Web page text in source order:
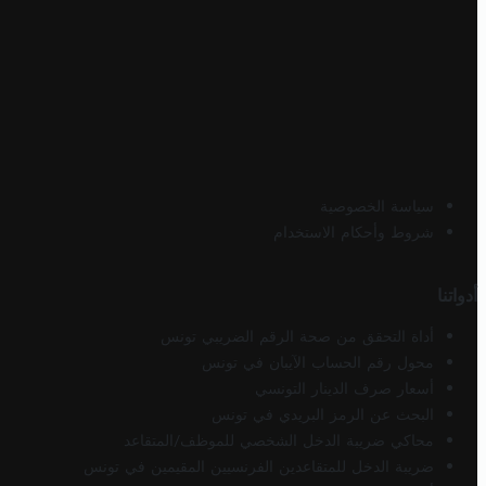
سياسة الخصوصية
شروط وأحكام الاستخدام
أدواتنا
أداة التحقق من صحة الرقم الضريبي تونس
محول رقم الحساب الآيبان في تونس
أسعار صرف الدينار التونسي
البحث عن الرمز البريدي في تونس
محاكي ضريبة الدخل الشخصي للموظف/المتقاعد
ضريبة الدخل للمتقاعدين الفرنسيين المقيمين في تونس